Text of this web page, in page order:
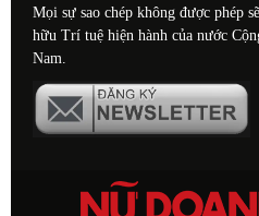
Mọi sự sao chép không được phép
hữu Trí tuệ hiện hành của nước
Nam.